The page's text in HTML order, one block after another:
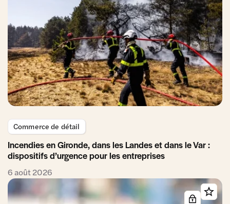
Commerce de détail
Incendies en Gironde, dans les Landes et dans le Var :
dispositifs d’urgence pour les entreprises
6 août 2026